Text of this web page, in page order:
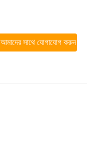
আমাদের সাথে যোগাযোগ করুন